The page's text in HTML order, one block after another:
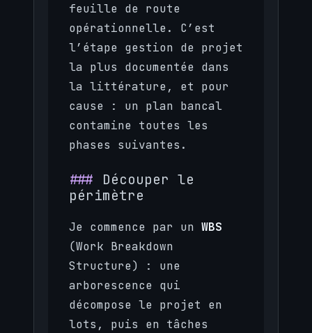
feuille de route
opérationnelle. C’est
l’étape gestion de projet
la plus documentée dans
la littérature, et pour
cause : un plan bancal
contamine toutes les
phases suivantes.
Découper le
périmètre
Je commence par un WBS
(Work Breakdown
Structure) : une
arborescence qui
décompose le projet en
lots, puis en tâches